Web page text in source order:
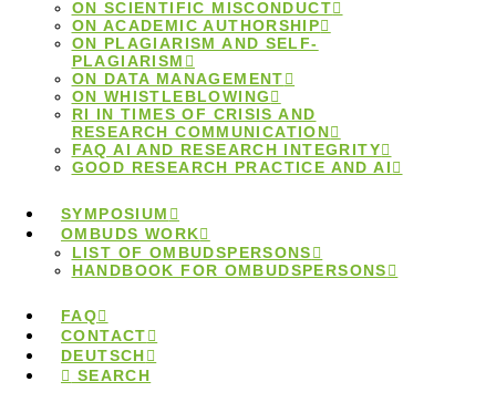
ON SCIENTIFIC MISCONDUCT
ON ACADEMIC AUTHORSHIP
ON PLAGIARISM AND SELF-
PLAGIARISM
ON DATA MANAGEMENT
ON WHISTLEBLOWING
RI IN TIMES OF CRISIS AND
RESEARCH COMMUNICATION
FAQ AI AND RESEARCH INTEGRITY
GOOD RESEARCH PRACTICE AND AI
SYMPOSIUM
OMBUDS WORK
LIST OF OMBUDSPERSONS
HANDBOOK FOR OMBUDSPERSONS
FAQ
CONTACT
DEUTSCH
SEARCH
Workshop für
Ombudspersonen:
Plätze frei
regelmäßig Workshops für Ombudspersonen an, in
denen Fragen des Rollenverständnisses und der